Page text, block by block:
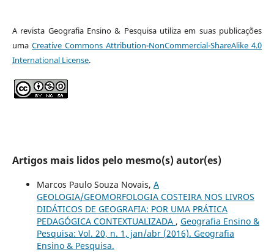
A revista Geografia Ensino & Pesquisa utiliza em suas publicações
uma Creative Commons Attribution-NonCommercial-ShareAlike 4.0
International License.
Artigos mais lidos pelo mesmo(s) autor(es)
Marcos Paulo Souza Novais, A
GEOLOGIA/GEOMORFOLOGIA COSTEIRA NOS LIVROS
DIDÁTICOS DE GEOGRAFIA: POR UMA PRÁTICA
PEDAGÓGICA CONTEXTUALIZADA , Geografia Ensino &
Pesquisa: Vol. 20, n. 1, jan/abr (2016). Geografia
Ensino & Pesquisa.